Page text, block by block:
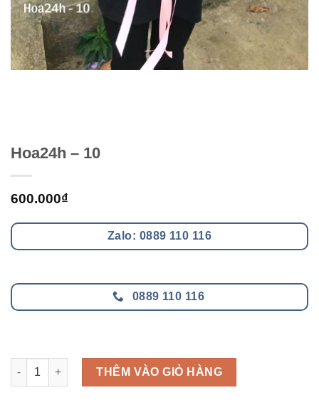
Hoa24h – 10
600.000₫
Zalo: 0889 110 116
0889 110 116
Hoa24h - 10 số lượng
THÊM VÀO GIỎ HÀNG